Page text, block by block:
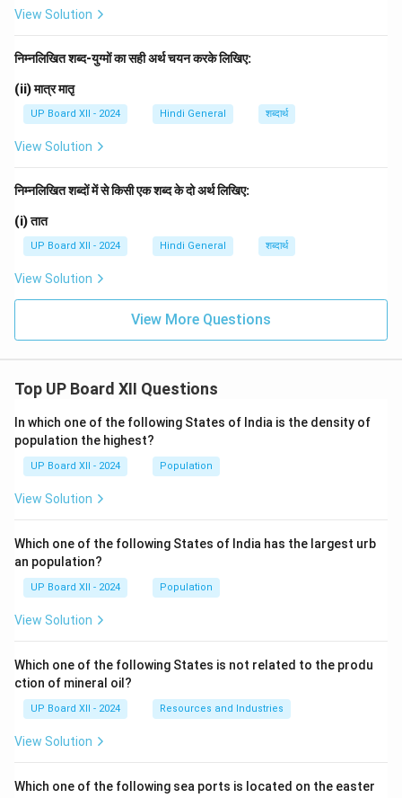
View Solution
निम्नलिखित शब्द-युग्मों का सही अर्थ चयन करके लिखिए:
(ii) मात्र मातृ
UP Board XII - 2024 Hindi General शब्दार्थ
View Solution
निम्नलिखित शब्दों में से किसी एक शब्द के दो अर्थ लिखिए:
(i) तात
UP Board XII - 2024 Hindi General शब्दार्थ
View Solution
View More Questions
Top UP Board XII Questions
In which one of the following States of India is the density of
population the highest?
UP Board XII - 2024 Population
View Solution
Which one of the following States of India has the largest urb
an population?
UP Board XII - 2024 Population
View Solution
Which one of the following States is not related to the produ
ction of mineral oil?
UP Board XII - 2024 Resources and Industries
View Solution
Which one of the following sea ports is located on the easter